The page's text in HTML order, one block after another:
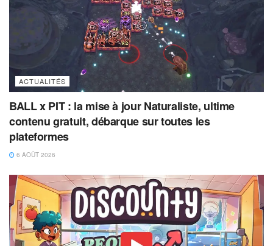
ACTUALITÉS
BALL x PIT : la mise à jour Naturaliste, ultime
contenu gratuit, débarque sur toutes les
plateformes
6 AOÛT 2026